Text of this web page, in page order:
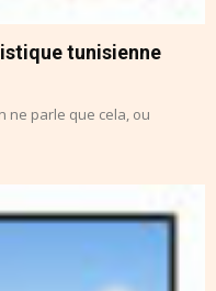
tunisienne
ne parle que cela, ou